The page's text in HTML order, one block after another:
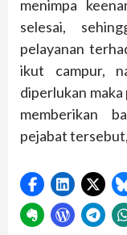
menimpa
selesai,
pelayanan
ikut campur,
diperlukan
memberikan
pejabat